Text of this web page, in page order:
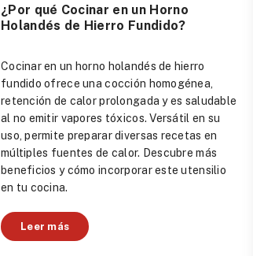
¿Por qué Cocinar en un Horno
Holandés de Hierro Fundido?
Cocinar en un horno holandés de hierro
fundido ofrece una cocción homogénea,
retención de calor prolongada y es saludable
al no emitir vapores tóxicos. Versátil en su
uso, permite preparar diversas recetas en
múltiples fuentes de calor. Descubre más
beneficios y cómo incorporar este utensilio
en tu cocina.
Leer más